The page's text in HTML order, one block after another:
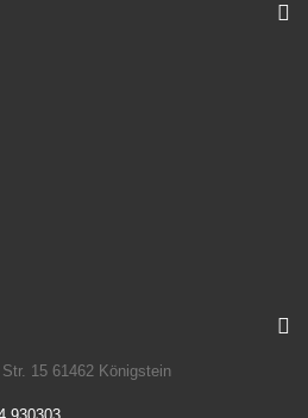
15 61462 Königstein